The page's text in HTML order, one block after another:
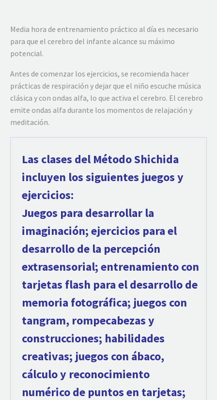
Media hora de entrenamiento práctico al día es necesario
para que el cerebro del infante alcance su máximo
potencial.
Antes de comenzar los ejercicios, se recomienda hacer
prácticas de respiración y dejar que el niño escuche música
clásica y con ondas alfa, lo que activa el cerebro. El cerebro
emite ondas alfa durante los momentos de relajación y
meditación.
Las clases del Método Shichida
incluyen los siguientes juegos y
ejercicios:
Juegos para desarrollar la
imaginación; ejercicios para el
desarrollo de la percepción
extrasensorial; entrenamiento con
tarjetas flash para el desarrollo de
memoria fotográfica; juegos con
tangram, rompecabezas y
construcciones; habilidades
creativas; juegos con ábaco,
cálculo y reconocimiento
numérico de puntos en tarjetas;